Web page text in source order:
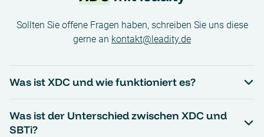
Sollten Sie offene Fragen haben, schreiben Sie uns diese
gerne an kontakt@leadity.de
Was ist XDC und wie funktioniert es?
Was ist der Unterschied zwischen XDC und
SBTi?